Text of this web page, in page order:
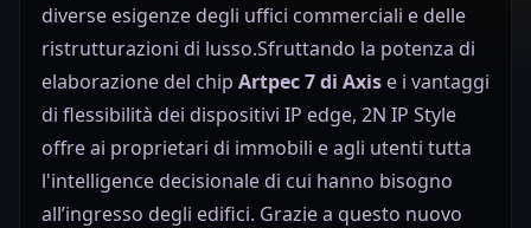
diverse esigenze degli uffici commerciali e delle
ristrutturazioni di lusso.Sfruttando la potenza di
elaborazione del chip Artpec 7 di Axis e i vantaggi
di flessibilità dei dispositivi IP edge, 2N IP Style
offre ai proprietari di immobili e agli utenti tutta
l'intelligence decisionale di cui hanno bisogno
all’ingresso degli edifici. Grazie a questo nuovo